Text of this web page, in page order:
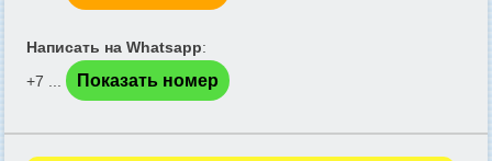
Написать на Whatsapp:
+7 ...
Показать номер